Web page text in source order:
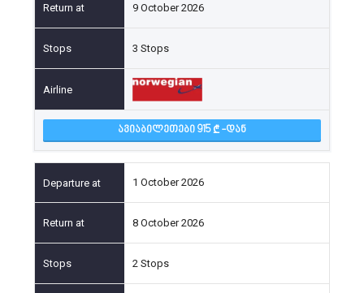
9 October 2026
3 Stops
ᲐᲕᲘᲐᲑᲘᲚᲔᲗᲔᲑᲘ 915 -ᲓᲐᲜ
1 October 2026
8 October 2026
2 Stops